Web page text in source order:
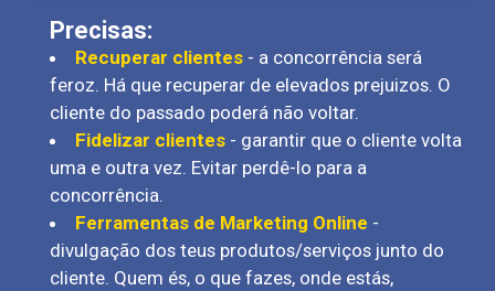
Precisas:
Recuperar clientes- a concorrência será
feroz. Há que recuperar de elevados prejuizos. O
cliente do passado poderá não voltar.
Fidelizar clientes- garantir que o cliente volta
uma e outra vez. Evitar perdê-lo para a
concorrência.
Ferramentas de Marketing Online -
divulgação dos teus produtos/serviços junto do
cliente. Quem és, o que fazes, onde estás,